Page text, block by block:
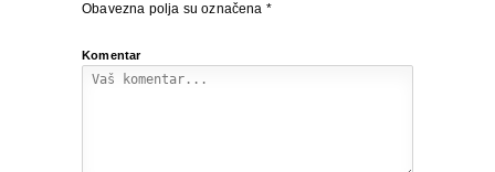
Obavezna polja su označena *
Komentar